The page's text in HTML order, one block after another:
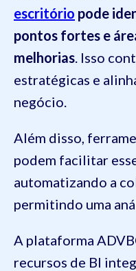
escritório pode
pontos fortes e
melhorias . Isso
estratégicas e
negócio.
Além disso,
podem facilitar
automatizando a
permitindo uma
A plataforma
recursos de BI